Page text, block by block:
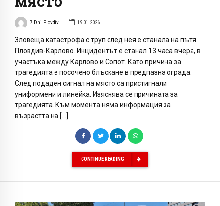
7 Dni Plovdiv 19.01.2026
Зловеща катастрофа с труп след нея е станала на пътя
Пловдив-Карлово. Инцидентът е станал 13 часа вчера, в
участъка между Карлово и Сопот. Като причина за
трагедията е посочено блъскане в предпазна ограда.
След подаден сигнал на място са пристигнали
униформени и линейка. Изяснява се причината за
трагедията. Към момента няма информация за
възрастта на […]
CONTINUE READING